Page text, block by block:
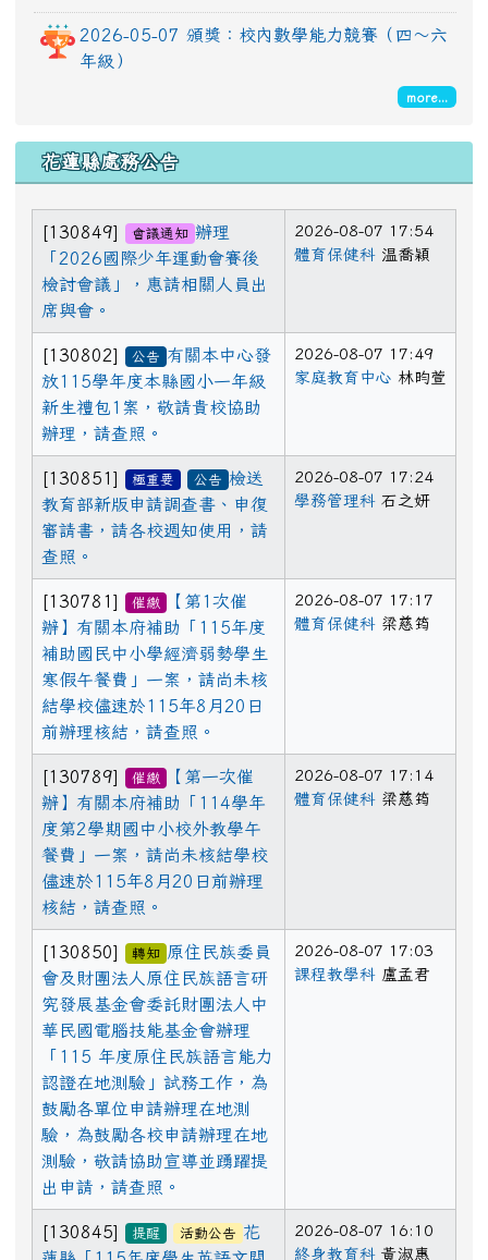
2026-05-07 頒獎：校內數學能力競賽（四～六
年級）
more...
花蓮縣處務公告
[130849] 會議通知 辦理
「2026國際少年運動會賽後
檢討會議」，惠請相關人員出
席與會。
2026-08-07 17:54
體育保健科 温喬穎
[130802] 公告 有關本中心發
放115學年度本縣國小一年級
新生禮包1案，敬請貴校協助
辦理，請查照。
2026-08-07 17:49
家庭教育中心 林昀萱
[130851] 極重要 公告 檢送
教育部新版申請調查書、申復
審請書，請各校週知使用，請
查照。
2026-08-07 17:24
學務管理科 石之妍
[130781] 催繳
【第1次催
辦】有關本府補助「115年度
補助國民中小學經濟弱勢學生
寒假午餐費」一案，請尚未核
結學校儘速於115年8月20日
前辦理核結，請查照。
2026-08-07 17:17
體育保健科 梁慈筠
[130789] 催繳
【第一次催
辦】有關本府補助「114學年
度第2學期國中小校外教學午
餐費」一案，請尚未核結學校
儘速於115年8月20日前辦理
核結，請查照。
2026-08-07 17:14
體育保健科 梁慈筠
[130850] 轉知
原住民族委員
會及財團法人原住民族語言研
究發展基金會委託財團法人中
華民國電腦技能基金會辦理
「115 年度原住民族語言能力
認證在地測驗」試務工作，為
鼓勵各單位申請辦理在地測
驗，為鼓勵各校申請辦理在地
測驗，敬請協助宣導並踴躍提
出申請，請查照。
2026-08-07 17:03
課程教學科 盧孟君
[130845] 提醒 活動公告
花
2026-08-07 16:10
終身教育科 黃淑惠